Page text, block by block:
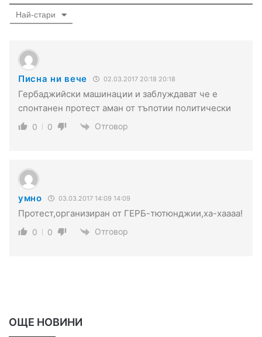
Най-стари
Писна ни вече 02.03.2017 20:18 20:18
Гербаджийски машинации и заблуждават че е
спонтанен протест аман от тъпотии политически
0 0 Отговор
умно 03.03.2017 14:09 14:09
Протест,организиран от ГЕРБ-тютюнджии,ха-хаааа!
0 0 Отговор
ОЩЕ НОВИНИ